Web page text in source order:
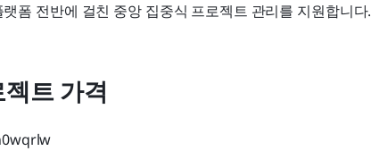
폼 전반에 걸친 중앙 집중식 프로젝트 관리를 지원합니다.
트 가격